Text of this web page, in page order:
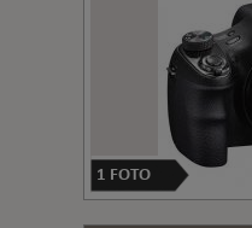
1 FOTO